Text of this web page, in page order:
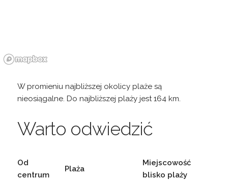
W promieniu najbliższej okolicy plaże są
nieosiągalne. Do najbliższej plaży jest 164 km.
Warto odwiedzić
Od
centrum
Plaża
Miejscowość
blisko plaży